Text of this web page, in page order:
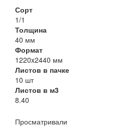
Сорт
1/1
Толщина
40 мм
Формат
1220x2440 мм
Листов в пачке
10 шт
Листов в м3
8.40
Просматривали